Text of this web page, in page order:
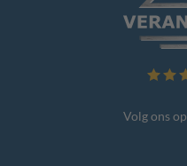
Volg ons op